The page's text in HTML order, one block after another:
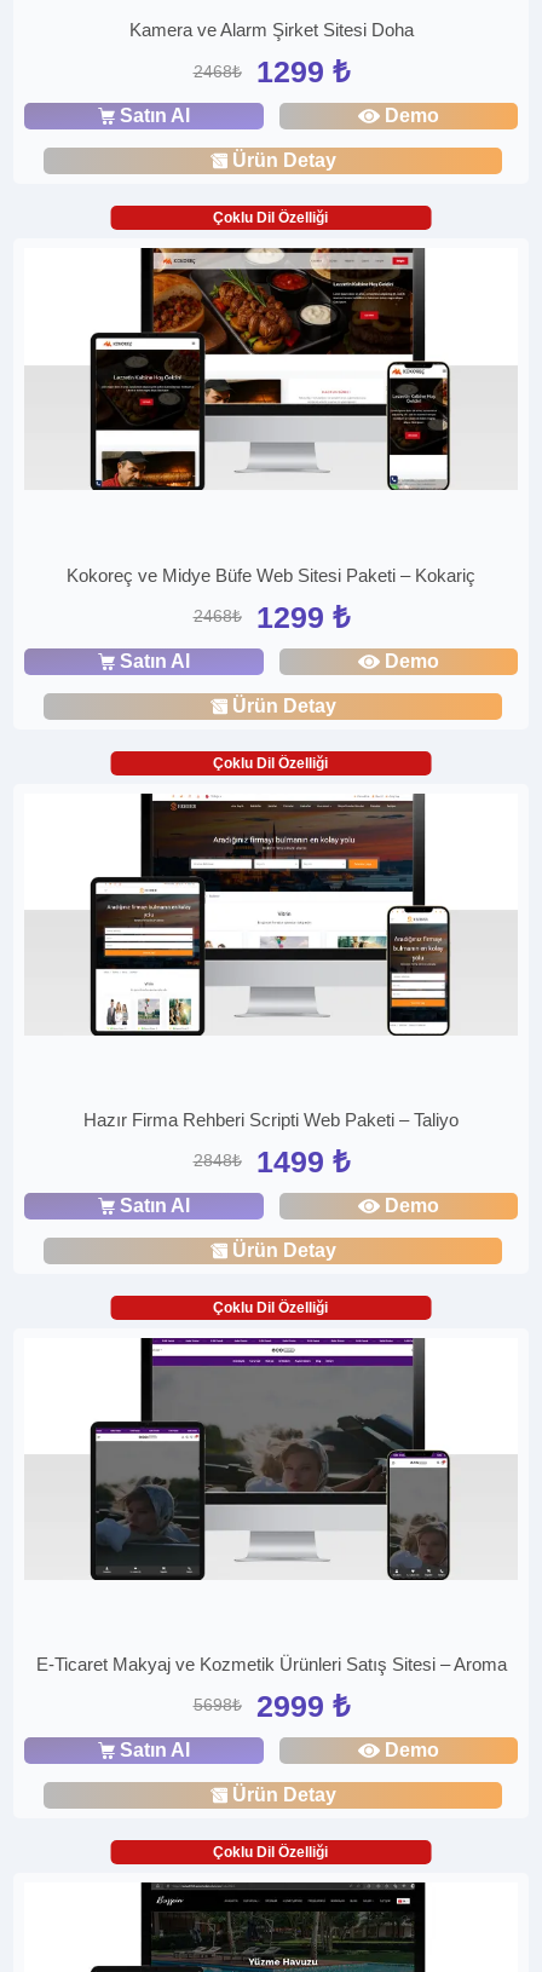
Kamera ve Alarm Şirket Sitesi Doha
2468₺ 1299 ₺
Satın Al Demo
Ürün Detay
Çoklu Dil Özelliği
Kokoreç ve Midye Büfe Web Sitesi Paketi – Kokariç
2468₺ 1299 ₺
Satın Al Demo
Ürün Detay
Çoklu Dil Özelliği
Hazır Firma Rehberi Scripti Web Paketi – Taliyo
2848₺ 1499 ₺
Satın Al Demo
Ürün Detay
Çoklu Dil Özelliği
E-Ticaret Makyaj ve Kozmetik Ürünleri Satış Sitesi – Aroma
5698₺ 2999 ₺
Satın Al Demo
Ürün Detay
Çoklu Dil Özelliği